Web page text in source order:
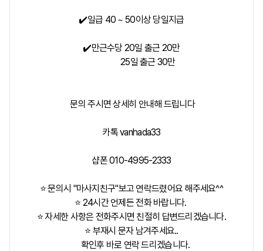
✔️일급 40 ~ 50이상 당일지급
✔️만근수당 20일 출근 20만
25일 출근 30만
문의 주시면 상세히 안내해 드립니다
카톡 vanhada33
샵폰 010-4995-2333
⭐ 문의시 "마사지친구"보고 연락드렸어요 해주세요^^
⭐ 24시간 언제든 전화 바랍니다.
⭐ 자세한 사항은 전화주시면 친절히 답변드리겠습니다.
⭐ 부재시 문자 남겨주세요..
확인후 바로 연락 드리겠습니다.